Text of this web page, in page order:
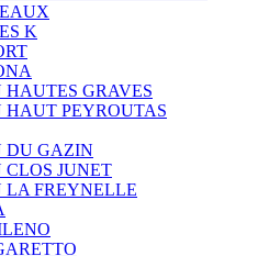
K
HAUTES GRAVES
HAUT PEYROUTAS
DU GAZIN
JUNET
LA FREYNELLE